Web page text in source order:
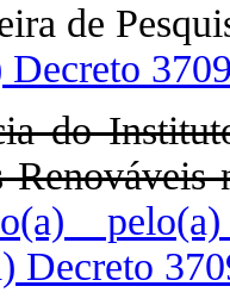
de
Decreto
do
Decreto